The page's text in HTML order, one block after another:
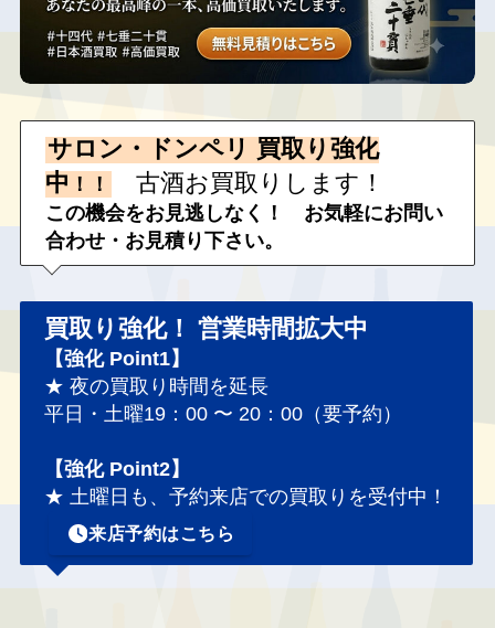
サロン・ドンペリ 買取り強化
中 ！！ 古酒お買取りします！
この機会をお見逃しなく！
お気軽にお問い
合わせ・お見積り下さい。
買取り強化！ 営業時間拡大中
【強化 Point1】
★ 夜の買取り時間を延長
平日・土曜19：00 〜 20：00（要予約）
【強化 Point2】
★ 土曜日も、予約来店での買取りを受付中！
来店予約はこちら